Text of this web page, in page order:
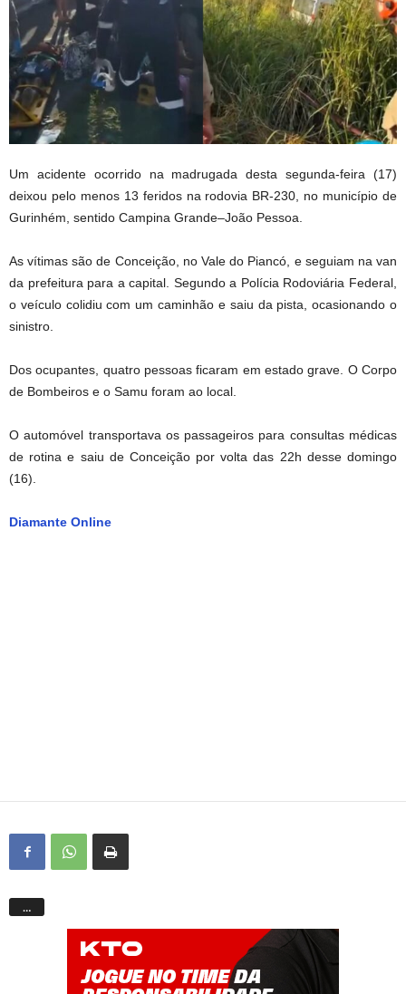
Um acidente ocorrido na madrugada desta segunda-feira (17)
deixou pelo menos 13 feridos na rodovia BR-230, no município de
Gurinhém, sentido Campina Grande–João Pessoa.
As vítimas são de Conceição, no Vale do Piancó, e seguiam na van
da prefeitura para a capital. Segundo a Polícia Rodoviária Federal,
o veículo colidiu com um caminhão e saiu da pista, ocasionando o
sinistro.
Dos ocupantes, quatro pessoas ficaram em estado grave. O Corpo
de Bombeiros e o Samu foram ao local.
O automóvel transportava os passageiros para consultas médicas
de rotina e saiu de Conceição por volta das 22h desse domingo
(16).
Diamante Online
…